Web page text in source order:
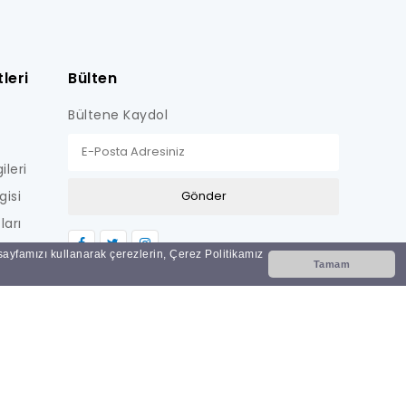
kullanarak çerezlerin, Çerez Politikamız
Tamam
Bülten
Bültene Kaydol